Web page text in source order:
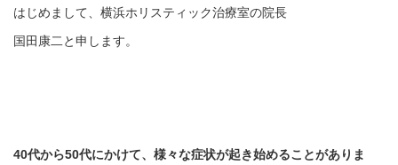
はじめまして、横浜ホリスティック治療室の院長
国田康二と申します。
40代から50代にかけて、様々な症状が起き始めることがありま